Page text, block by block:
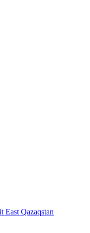
East Qazaqstan